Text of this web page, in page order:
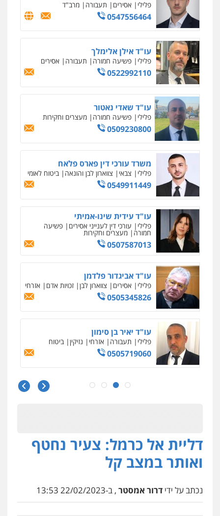
פלילי אסירים תעבורה מרב"ד
0547556464
עו"ד אילן אלימלך
פלילי פשיעה חמורה תעבורה אסירים
0522992110
עו"ד שאדי נאטור
פלילי פשיעה חמורה מעצרים וחקירות
0509230800
משרד עורכי דין פארס פלאח
פלילי צבאי צווארון לבן והונאה ביטוח לאומי
0549911449
עו"ד עידית שינו-אמיתי
פלילי עורכי דין לענייני אסירים פשיעה
חמורה מעצרים וחקירות
0507587013
עו"ד אביגדור פלדמן
פלילי אסירים צווארון לבן זכויות אדם אזרחי
0505345826
עו"ד יאיר בן סימון
פלילי תעבורה אזרחי נזיקין ביטוח
0505719060
עו"ד נס בן נתן
עו"ד משה פלמור
פלילי כלכלי צווארון לבן עורכי דין לענייני
אסירים
0549732303
דליית אל כרמל: צעיר נחטף
ואותר במצב קל
נכתב על ידי דרור אמסטר , ב-22/02/2023 13:53
עו"ד דותן דניאלי
פלילי פשיעה חמורה
0542442982
עו"ד שנהב אילון
פלילי פשיעה חמורה
0549475678
עו"ד אורנת קמרון
פלילי תעבורה עורכי דין לענייני אסירים
משפחה נוער
0505417090
שני אלגרבלי – משרד עורכי דין
פלילי עורכי דין לענייני אסירים
0507120031
עו"ד אייל אביטל
פלילי פשיעה חמורה
0544712201
ויקי שמואל – משרד עו"ד
פלילי משפט פלילי